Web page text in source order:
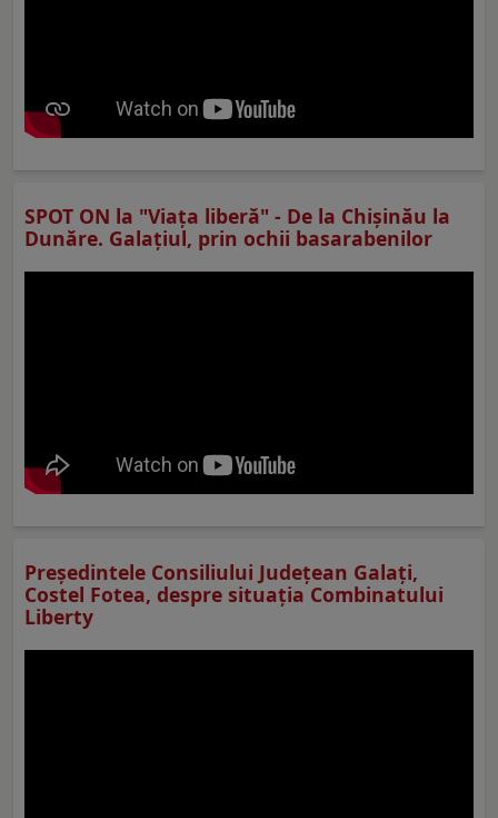
SPOT ON la "Viaţa liberă" - De la Chișinău la
Dunăre. Galațiul, prin ochii basarabenilor
Preşedintele Consiliului Judeţean Galaţi,
Costel Fotea, despre situaţia Combinatului
Liberty